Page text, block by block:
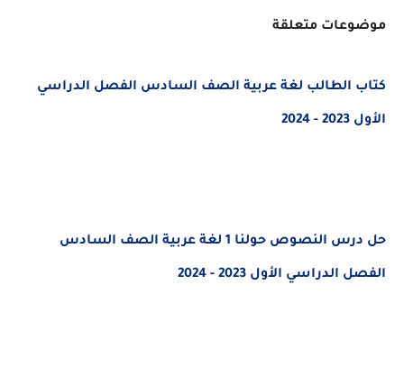
موضوعات متعلقة
كتاب الطالب لغة عربية الصف السادس الفصل الدراسي
الأول 2023 - 2024
حل درس النصوص حولنا 1 لغة عربية الصف السادس
الفصل الدراسي الأول 2023 - 2024